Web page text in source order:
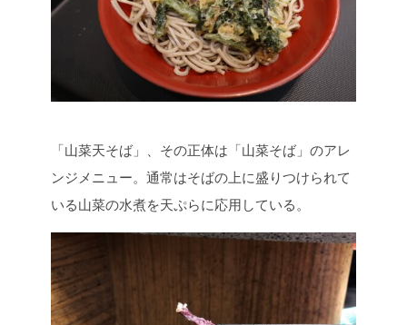
「山菜天そば」、その正体は「山菜そば」のアレ
ンジメニュー。通常はそばの上に盛りつけられて
いる山菜の水煮を天ぷらに応用している。